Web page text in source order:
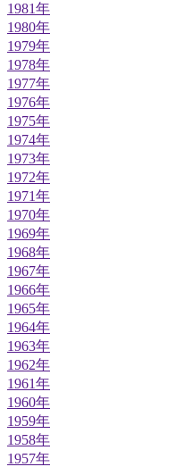
1981年
1980年
1979年
1978年
1977年
1976年
1975年
1974年
1973年
1972年
1971年
1970年
1969年
1968年
1967年
1966年
1965年
1964年
1963年
1962年
1961年
1960年
1959年
1958年
1957年